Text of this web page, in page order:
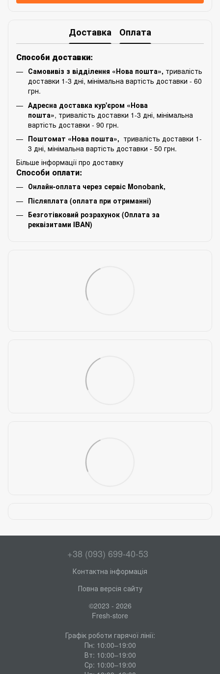
Доставка Оплата
Способи доставки:
Самовивіз з відділення «Нова пошта», тривалість
доставки 1-3 дні, мінімальна вартість доставки - 60
грн.
Адресна доставка кур'єром «Нова
пошта», тривалість доставки 1-3 дні, мінімальна
вартість доставки - 90 грн.
Поштомат «Нова пошта», тривалість доставки 1-
3 дні, мінімальна вартість доставки - 50 грн.
Більше інформації про доставку
Способи оплати:
Онлайн-оплата через сервіс Monobank,
Післяплата (оплата при отриманні)
Безготівковий розрахунок (Оплата за
реквізитами IBAN)
+38 (093) 699-40-53
Контактна інформація
Повна версія сайту
©2023 - 2026
Fresh-store
Графік роботи гарячої лінії:
Пн: 10:00–19:00
Вт: 10:00–19:00
Ср: 10:00–19:00